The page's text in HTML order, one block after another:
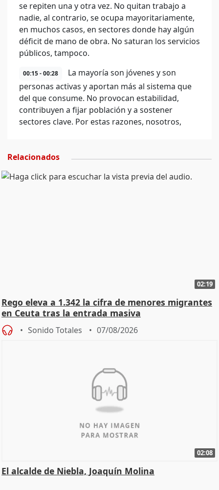
se repiten una y otra vez. No quitan trabajo a
nadie, al contrario, se ocupa mayoritariamente,
en muchos casos, en sectores donde hay algún
déficit de mano de obra. No saturan los servicios
públicos, tampoco.
00:15 - 00:28
La mayoría son jóvenes y son
personas activas y aportan más al sistema que
del que consume. No provocan estabilidad,
contribuyen a fijar población y a sostener
sectores clave. Por estas razones, nosotros,
Relacionados
02:19
Rego eleva a 1.342 la cifra de menores migrantes
en Ceuta tras la entrada masiva
Sonido Totales 07/08/2026
02:08
El alcalde de Niebla, Joaquín Molina